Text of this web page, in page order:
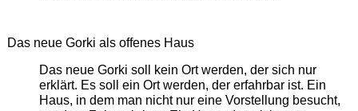
Das neue Gorki als offenes Haus
Das neue Gorki soll kein Ort werden, der sich nur
erklärt. Es soll ein Ort werden, der erfahrbar ist. Ein
Haus, in dem man nicht nur eine Vorstellung besucht,